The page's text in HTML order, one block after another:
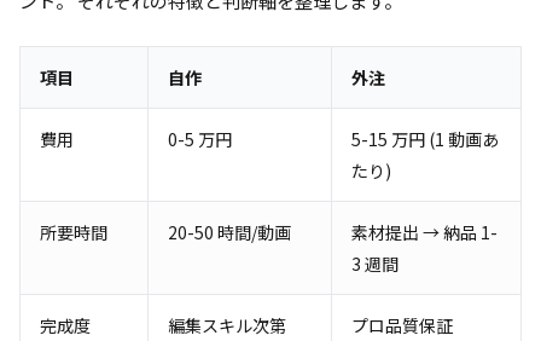
項目 自作 外注
費用 0-5 万円
5-15 万円 (1 動画あ
たり)
所要時間 20-50 時間/動画
素材提出 → 納品 1-
3 週間
完成度 編集スキル次第 プロ品質保証